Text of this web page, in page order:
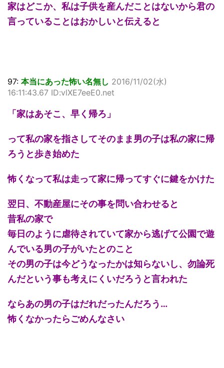
家はどこか、私は子供を産んだことはないから君の
言っていることはおかしいと伝えると
97: 本当にあった怖い名無し 2016/11/02(水)
16:11:43.67 ID:vlXE7eeE0.net
「家はあそこ、早く帰ろ」
って私の家を指さしてそのまま男の子は私の家に帰
ろうと歩き始めた
怖くなって私は走って家に帰ってすぐに鍵をかけた
翌日、不動産屋にその事を問い合わせると
昔私の家で
毎日のように虐待されていて家から逃げて公園で遊
んでいる男の子がいたとのこと
その男の子は今どうなったかは知らないし、勿論死
んだという事も考えにくいだろうと言われた
ならあの男の子はだれだったんだろう…
怖くなかったらごめんなさい